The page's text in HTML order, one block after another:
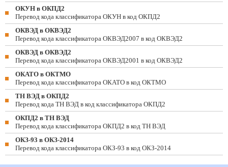
ОКУН в ОКПД2
Перевод кода классификатора ОКУН в код ОКПД2
ОКВЭД в ОКВЭД2
Перевод кода классификатора ОКВЭД2007 в код ОКВЭД2
ОКВЭД в ОКВЭД2
Перевод кода классификатора ОКВЭД2001 в код ОКВЭД2
ОКАТО в ОКТМО
Перевод кода классификатора ОКАТО в код ОКТМО
ТН ВЭД в ОКПД2
Перевод кода ТН ВЭД в код классификатора ОКПД2
ОКПД2 в ТН ВЭД
Перевод кода классификатора ОКПД2 в код ТН ВЭД
ОКЗ-93 в ОКЗ-2014
Перевод кода классификатора ОКЗ-93 в код ОКЗ-2014